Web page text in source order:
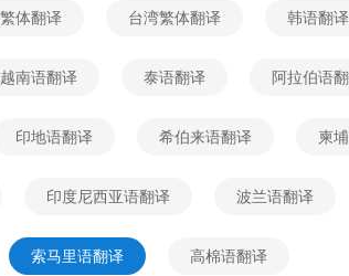
体翻译 台湾繁体翻译 韩语翻译
越南语翻译 泰语翻译 阿拉伯语
印地语翻译 希伯来语翻译 柬
印度尼西亚语翻译 波兰语翻译
索马里语翻译 高棉语翻译